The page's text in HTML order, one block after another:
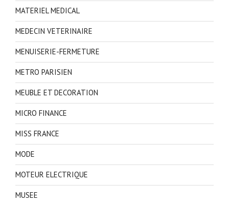
MATERIEL MEDICAL
MEDECIN VETERINAIRE
MENUISERIE-FERMETURE
METRO PARISIEN
MEUBLE ET DECORATION
MICRO FINANCE
MISS FRANCE
MODE
MOTEUR ELECTRIQUE
MUSEE